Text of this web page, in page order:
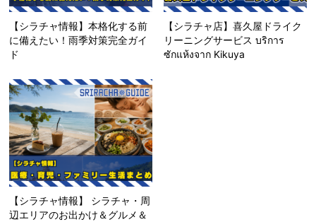
【シラチャ情報】本格化する前
に備えたい！雨季対策完全ガイ
ド
【シラチャ店】喜久屋ドライク
リーニングサービス บริการ
ซักแห้งจาก Kikuya
【シラチャ情報】 シラチャ・周
辺エリアのお出かけ＆グルメ＆